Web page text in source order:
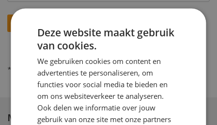
* = verplicht
Maltha studiecoaching
Deze website maakt gebruik
van cookies.
We gebruiken cookies om content en
advertenties te personaliseren, om
functies voor social media te bieden en
om ons websiteverkeer te analyseren.
Ook delen we informatie over jouw
gebruik van onze site met onze partners